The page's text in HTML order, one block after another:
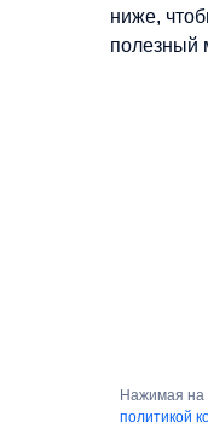
ниже,
полезный
Нажимая на
политикой